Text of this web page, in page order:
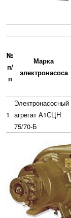
№
п/
п
Марка
электронасоса
1
Электронасосный
агрегат А1СЦН
75/70-Б